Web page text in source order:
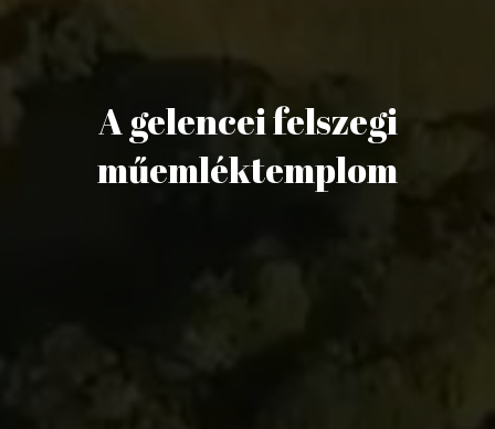
A gelencei felszegi
műemléktemplom